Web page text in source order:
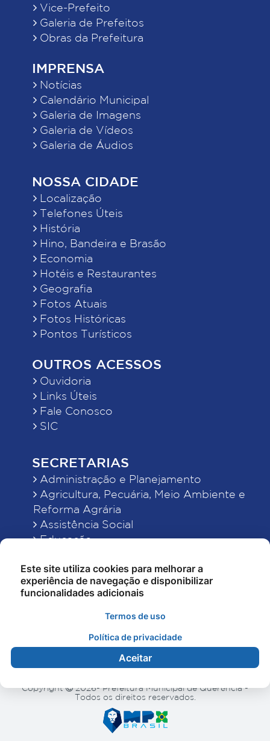
Vice-Prefeito
Galeria de Prefeitos
Obras da Prefeitura
IMPRENSA
Notícias
Calendário Municipal
Galeria de Imagens
Galeria de Vídeos
Galeria de Áudios
NOSSA CIDADE
Localização
Telefones Úteis
História
Hino, Bandeira e Brasão
Economia
Hotéis e Restaurantes
Geografia
Fotos Atuais
Fotos Históricas
Pontos Turísticos
OUTROS ACESSOS
Ouvidoria
Links Úteis
Fale Conosco
SIC
SECRETARIAS
Administração e Planejamento
Agricultura, Pecuária, Meio Ambiente e
Reforma Agrária
Assistência Social
Educação
Finanças
Indústria, Comércio, Turismo, Ciência e
Tecnologia
Obras Públicas, Estradas e Rodagens
Saúde
Copyright
2026- Prefeitura Municipal de Querência -
Todos os direitos reservados.
Este site utiliza cookies para melhorar a
experiência de navegação e disponibilizar
funcionalidades adicionais
Termos de uso
Política de privacidade
Aceitar